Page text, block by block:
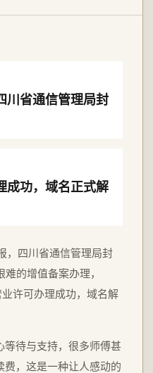
川省通信管理局封
成功，域名正式解
，四川省通信管理局封
的增值备案办理，
许可办理成功，域名解
等待与支持，很多师傅甚
费，这是一种让人感动的